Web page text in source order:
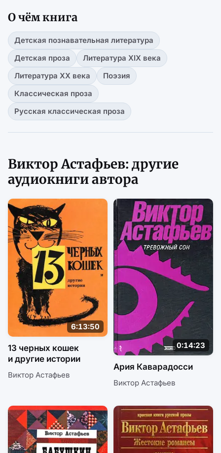
О чём книга
Детская познавательная литература
Детская проза
Литература XIX века
Литература XX века
Поэзия
Классическая проза
Русская классическая проза
Виктор Астафьев: другие
аудиокниги автора
6:13:50
13 черных кошек
и другие истории
Виктор Астафьев
0:14:23
Ария Каварадосси
Виктор Астафьев